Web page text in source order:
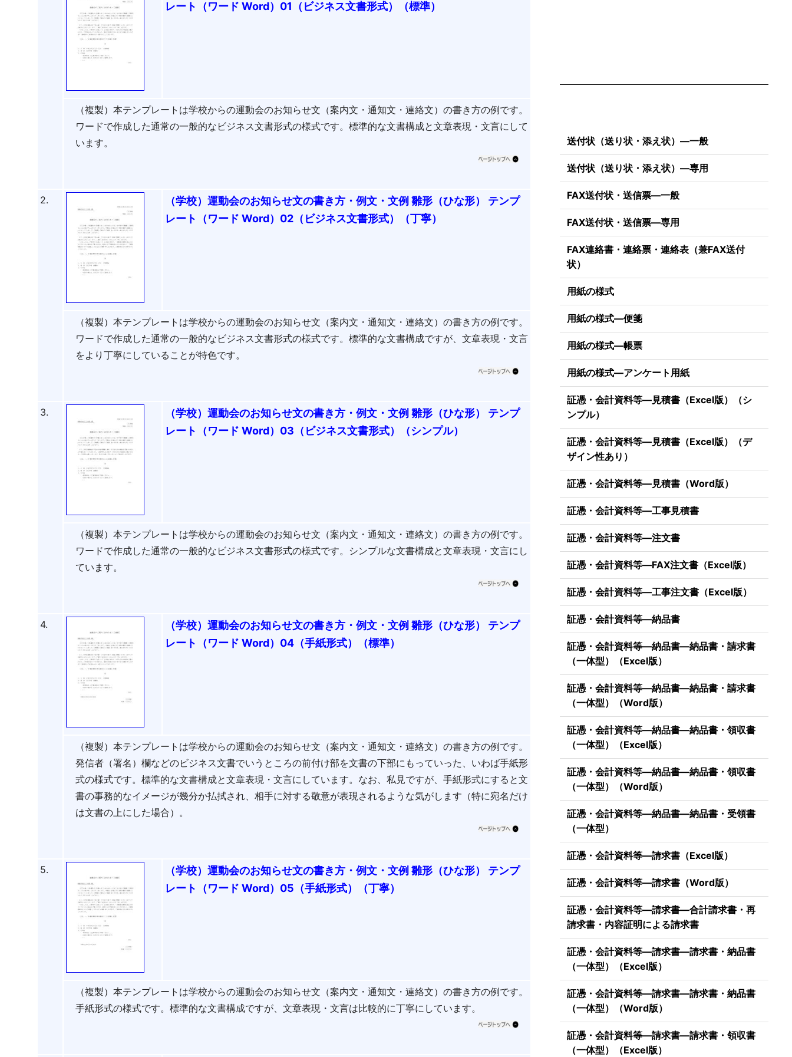
レート（ワード Word）01（ビジネス文書形式）（標準）
（複製）本テンプレートは学校からの運動会のお知らせ文（案内文・通知文・連絡文）の書き方の例です。
ワードで作成した通常の一般的なビジネス文書形式の様式です。標準的な文書構成と文章表現・文言にして
います。
2.
（学校）運動会のお知らせ文の書き方・例文・文例 雛形（ひな形） テンプ
レート（ワード Word）02（ビジネス文書形式）（丁寧）
（複製）本テンプレートは学校からの運動会のお知らせ文（案内文・通知文・連絡文）の書き方の例です。
ワードで作成した通常の一般的なビジネス文書形式の様式です。標準的な文書構成ですが、文章表現・文言
をより丁寧にしていることが特色です。
3.
（学校）運動会のお知らせ文の書き方・例文・文例 雛形（ひな形） テンプ
レート（ワード Word）03（ビジネス文書形式）（シンプル）
（複製）本テンプレートは学校からの運動会のお知らせ文（案内文・通知文・連絡文）の書き方の例です。
ワードで作成した通常の一般的なビジネス文書形式の様式です。シンプルな文書構成と文章表現・文言にし
ています。
4.
（学校）運動会のお知らせ文の書き方・例文・文例 雛形（ひな形） テンプ
レート（ワード Word）04（手紙形式）（標準）
（複製）本テンプレートは学校からの運動会のお知らせ文（案内文・通知文・連絡文）の書き方の例です。
発信者（署名）欄などのビジネス文書でいうところの前付け部を文書の下部にもっていった、いわば手紙形
式の様式です。標準的な文書構成と文章表現・文言にしています。なお、私見ですが、手紙形式にすると文
書の事務的なイメージが幾分か払拭され、相手に対する敬意が表現されるような気がします（特に宛名だけ
は文書の上にした場合）。
5.
（学校）運動会のお知らせ文の書き方・例文・文例 雛形（ひな形） テンプ
レート（ワード Word）05（手紙形式）（丁寧）
（複製）本テンプレートは学校からの運動会のお知らせ文（案内文・通知文・連絡文）の書き方の例です。
手紙形式の様式です。標準的な文書構成ですが、文章表現・文言は比較的に丁寧にしています。
送付状（送り状・添え状）―一般
送付状（送り状・添え状）―専用
FAX送付状・送信票―一般
FAX送付状・送信票―専用
FAX連絡書・連絡票・連絡表（兼FAX送付
状）
用紙の様式
用紙の様式―便箋
用紙の様式―帳票
用紙の様式―アンケート用紙
証憑・会計資料等―見積書（Excel版）（シ
ンプル）
証憑・会計資料等―見積書（Excel版）（デ
ザイン性あり）
証憑・会計資料等―見積書（Word版）
証憑・会計資料等―工事見積書
証憑・会計資料等―注文書
証憑・会計資料等―FAX注文書（Excel版）
証憑・会計資料等―工事注文書（Excel版）
証憑・会計資料等―納品書
証憑・会計資料等―納品書―納品書・請求書
（一体型）（Excel版）
証憑・会計資料等―納品書―納品書・請求書
（一体型）（Word版）
証憑・会計資料等―納品書―納品書・領収書
（一体型）（Excel版）
証憑・会計資料等―納品書―納品書・領収書
（一体型）（Word版）
証憑・会計資料等―納品書―納品書・受領書
（一体型）
証憑・会計資料等―請求書（Excel版）
証憑・会計資料等―請求書（Word版）
証憑・会計資料等―請求書―合計請求書・再
請求書・内容証明による請求書
証憑・会計資料等―請求書―請求書・納品書
（一体型）（Excel版）
証憑・会計資料等―請求書―請求書・納品書
（一体型）（Word版）
証憑・会計資料等―請求書―請求書・領収書
（一体型）（Excel版）